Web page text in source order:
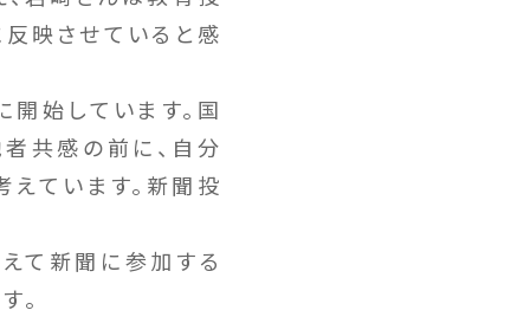
映させていると感
始しています。国
共感の前に、自分
ています。新聞投
て新聞に参加する
。